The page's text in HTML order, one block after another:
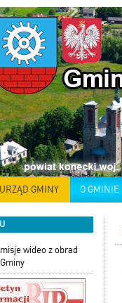
URZĄD GMINY O GMINIE
wideo z obrad